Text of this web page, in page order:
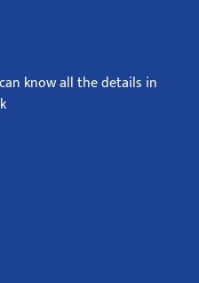
know all the details in